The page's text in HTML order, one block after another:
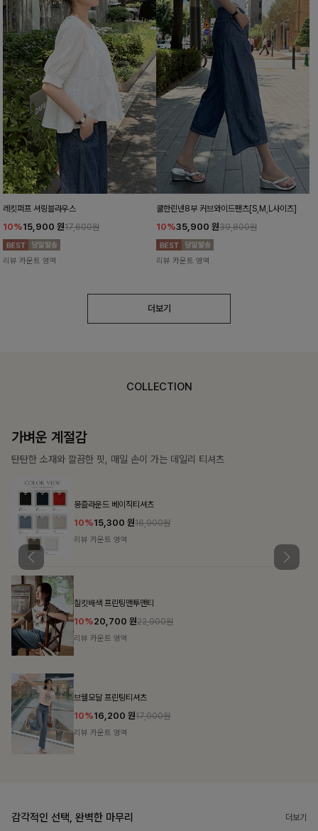
레킷퍼프 셔링블라우스
10%15,900 원17,600원
리뷰 카운트 영역
쿨한린넨8부 커브와이드팬츠[S,M,L사이즈]
10%35,900 원39,800원
리뷰 카운트 영역
더보기
COLLECTION
가장 쉬운 코디
특별한 날부터 일상까지 함께하는 룩
감각적인 선택, 완벽한 마무리 더보기